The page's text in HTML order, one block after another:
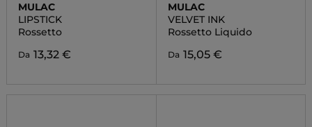
MULAC
LIPSTICK
Rossetto
Da 13,32 €
MULAC
VELVET INK
Rossetto Liquido
Da 15,05 €